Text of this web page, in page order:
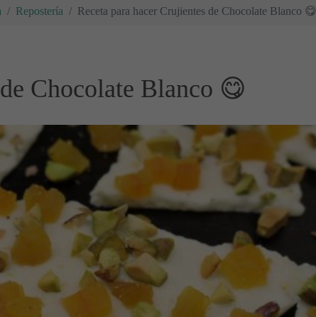
Repostería Receta para hacer Crujientes de Chocolate Blanco 😋
Chocolate Blanco 😋